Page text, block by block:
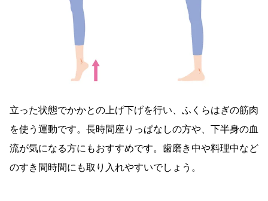
立った状態でかかとの上げ下げを行い、ふくらはぎの筋肉
を使う運動です。長時間座りっぱなしの方や、下半身の血
流が気になる方にもおすすめです。歯磨き中や料理中など
のすき間時間にも取り入れやすいでしょう。